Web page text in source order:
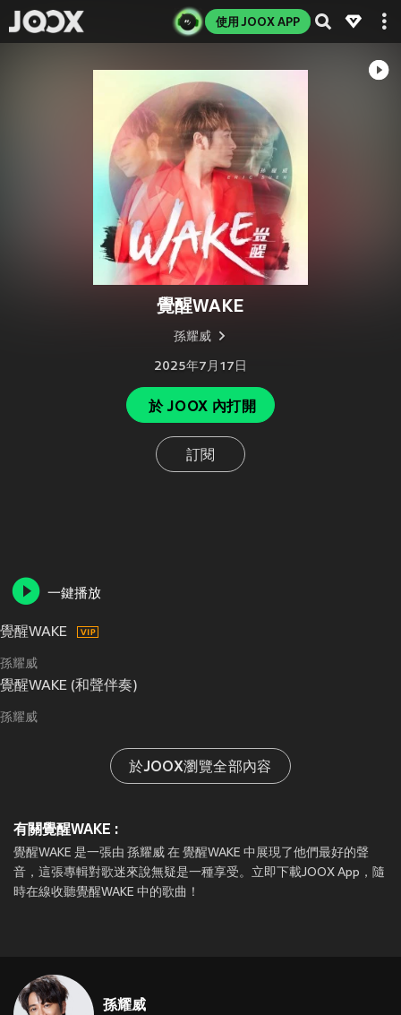
使用 JOOX APP
覺醒WAKE
孫耀威
2025年7月17日
於 JOOX 內打開
訂閱
一鍵播放
覺醒WAKE
孫耀威
覺醒WAKE (和聲伴奏)
孫耀威
於JOOX瀏覽全部內容
有關覺醒WAKE :
覺醒WAKE 是一張由 孫耀威 在 覺醒WAKE 中展現了他們最好的聲
音，這張專輯對歌迷來說無疑是一種享受。立即下載JOOX App，隨
時在線收聽覺醒WAKE 中的歌曲！
孫耀威